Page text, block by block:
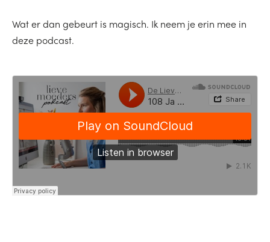
Wat er dan gebeurt is magisch. Ik neem je erin mee in
deze podcast.